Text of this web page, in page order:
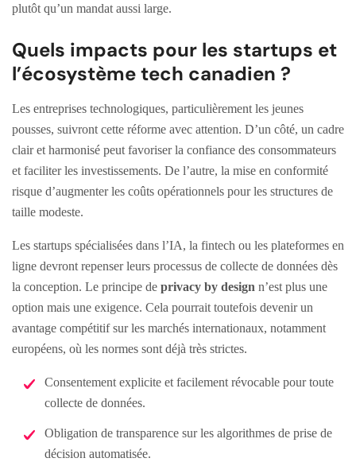
plutôt qu’un mandat aussi large.
Quels impacts pour les startups et
l’écosystème tech canadien ?
Les entreprises technologiques, particulièrement les jeunes
pousses, suivront cette réforme avec attention. D’un côté, un cadre
clair et harmonisé peut favoriser la confiance des consommateurs
et faciliter les investissements. De l’autre, la mise en conformité
risque d’augmenter les coûts opérationnels pour les structures de
taille modeste.
Les startups spécialisées dans l’IA, la fintech ou les plateformes en
ligne devront repenser leurs processus de collecte de données dès
la conception. Le principe de privacy by design n’est plus une
option mais une exigence. Cela pourrait toutefois devenir un
avantage compétitif sur les marchés internationaux, notamment
européens, où les normes sont déjà très strictes.
Consentement explicite et facilement révocable pour toute
collecte de données.
Obligation de transparence sur les algorithmes de prise de
décision automatisée.